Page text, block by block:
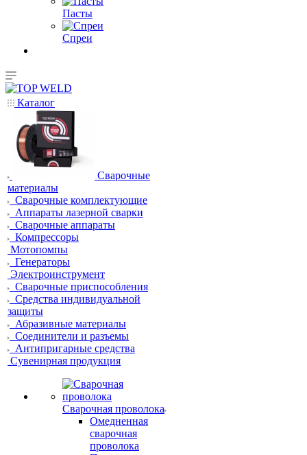
Пасты
Спреи
Каталог
Сварочные
материалы
Сварочные комплектующие
Аппараты лазерной сварки
Сварочные аппараты
Компрессоры
Мотопомпы
Генераторы
Электроинструмент
Сварочные приспособления
Средства индивидуальной
защиты
Абразивные материалы
Соединители и разъемы
Антипригарные средства
Сувенирная продукция
Сварочная проволока
Омедненная
сварочная
проволока